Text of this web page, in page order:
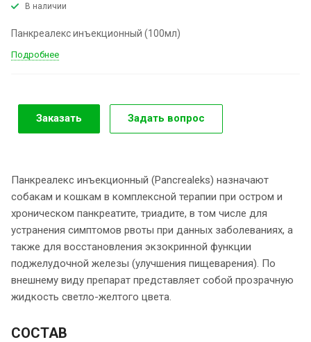
В наличии
Панкреалекс инъекционный (100мл)
Подробнее
Заказать Задать вопрос
Панкреалекс инъекционный (Pancrealeks) назначают
собакам и кошкам в комплексной терапии при остром и
хроническом панкреатите, триадите, в том числе для
устранения симптомов рвоты при данных заболеваниях, а
также для восстановления экзокринной функции
поджелудочной железы (улучшения пищеварения). По
внешнему виду препарат представляет собой прозрачную
жидкость светло-желтого цвета.
СОСТАВ